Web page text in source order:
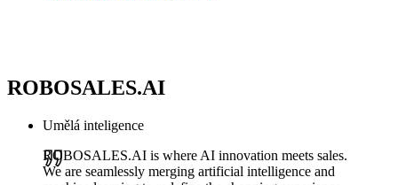
ROBOSALES.AI
Umělá inteligence
ROBOSALES.AI is where AI innovation meets sales.
We are seamlessly merging artificial intelligence and